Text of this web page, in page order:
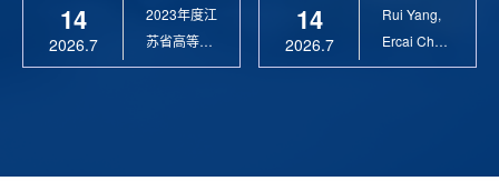
14
2026.7
2023年度江
苏省高等学
校科学技术
14
2026.7
Rui Yang,
Ercai Chen
and